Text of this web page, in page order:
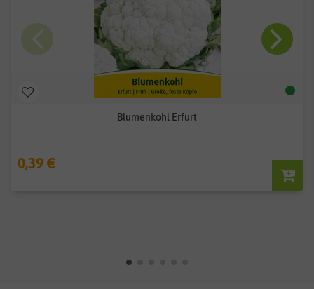
Blumenkohl Erfurt
0,39 €